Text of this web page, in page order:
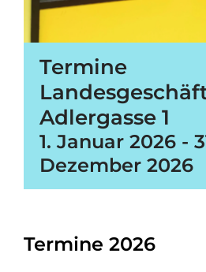
Termine
Adlergasse 1
1. Januar 2026 -
Dezember 2026
Termine 2026